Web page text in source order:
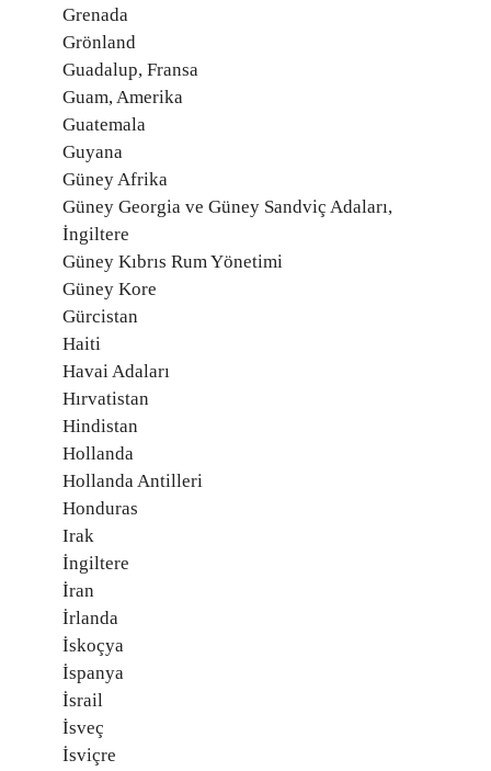
Grenada
Grönland
Guadalup, Fransa
Guam, Amerika
Guatemala
Guyana
Güney Afrika
Güney Georgia ve Güney Sandviç Adaları,
İngiltere
Güney Kıbrıs Rum Yönetimi
Güney Kore
Gürcistan
Haiti
Havai Adaları
Hırvatistan
Hindistan
Hollanda
Hollanda Antilleri
Honduras
Irak
İngiltere
İran
İrlanda
İskoçya
İspanya
İsrail
İsveç
İsviçre